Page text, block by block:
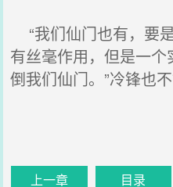
“我们仙门也有，要
有丝毫作用，但是一
倒我们仙门。”冷锋也
上一章 目录